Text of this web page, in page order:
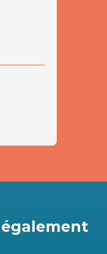
également